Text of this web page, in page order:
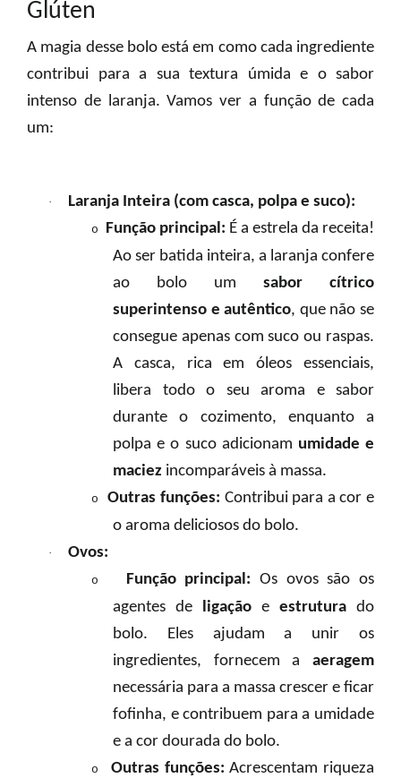
Glúten
A magia desse bolo está em como cada ingrediente
contribui para a sua textura úmida e o sabor
intenso de laranja. Vamos ver a função de cada
um:
· Laranja Inteira (com casca, polpa e suco):
o Função principal: É a estrela da receita!
Ao ser batida inteira, a laranja confere
ao bolo um sabor cítrico
superintenso e autêntico, que não se
consegue apenas com suco ou raspas.
A casca, rica em óleos essenciais,
libera todo o seu aroma e sabor
durante o cozimento, enquanto a
polpa e o suco adicionam umidade e
maciez incomparáveis à massa.
o Outras funções: Contribui para a cor e
o aroma deliciosos do bolo.
· Ovos:
o Função principal: Os ovos são os
agentes de
ligação e estrutura do
bolo. Eles ajudam a unir os
ingredientes, fornecem a aeragem
necessária para a massa crescer e ficar
fofinha, e contribuem para a umidade
e a cor dourada do bolo.
o Outras funções: Acrescentam riqueza